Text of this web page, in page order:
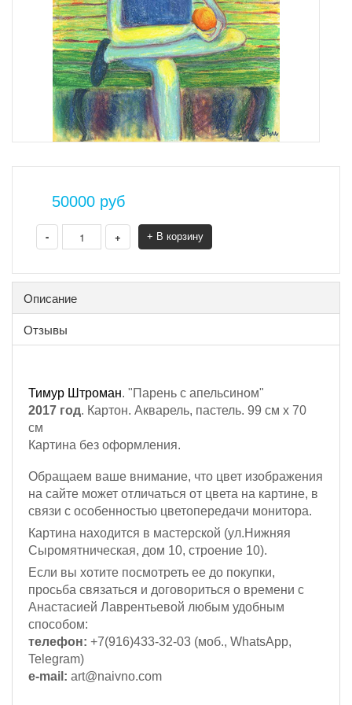
50000 руб
- + + В корзину
Описание
Отзывы
Тимур Штроман. "Парень с апельсином"
2017 год. Картон. Акварель, пастель. 99 см х 70
см
Картина без оформления.
Обращаем ваше внимание, что цвет изображения
на сайте может отличаться от цвета на картине, в
связи с особенностью цветопередачи монитора.
Картина находится в мастерской (ул.Нижняя
Сыромятническая, дом 10, строение 10).
Если вы хотите посмотреть ее до покупки,
просьба связаться и договориться о времени с
Анастасией Лаврентьевой любым удобным
способом:
телефон: +7(916)433-32-03 (моб., WhatsApp,
Telegram)
e-mail: art@naivno.com